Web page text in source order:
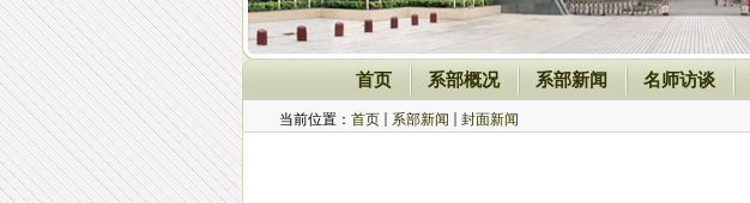
首页 系部概况 系部新闻 名师访谈
当前位置： 首页 系部新闻 封面新闻